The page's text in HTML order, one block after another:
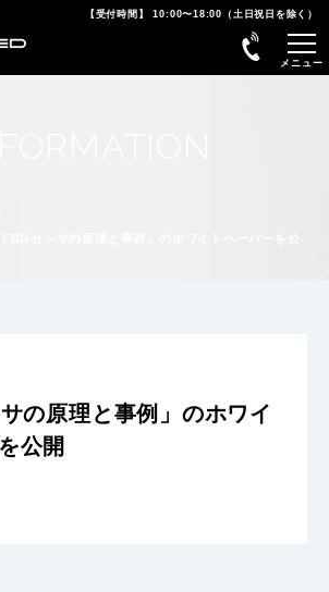
【受付時間】 10:00〜18:00（土日祝日を除く）
サの原理と事例」のホワイ
公開